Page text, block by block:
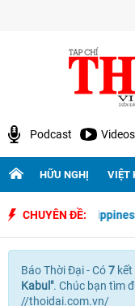
Podcast Videos
HỮU NGHỊ VIỆT
CHUYÊN ĐỀ:
Việt Nam - Philippines
Báo Thời Đại - Có7
Kabul". Chúc bạn tìm
//thoidai.com.vn/